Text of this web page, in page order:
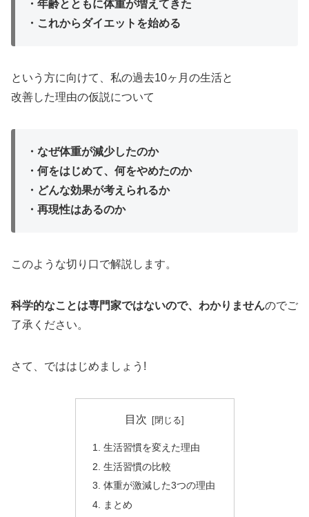
・年齢とともに体重が増えてきた
・これからダイエットを始める
という方に向けて、私の過去10ヶ月の生活と
改善した理由の仮説について
・なぜ体重が減少したのか
・何をはじめて、何をやめたのか
・どんな効果が考えられるか
・再現性はあるのか
このような切り口で解説します。
科学的なことは専門家ではないので、わかりませんのでご
了承ください。
さて、でははじめましょう!
目次
生活習慣を変えた理由
生活習慣の比較
体重が激減した3つの理由
まとめ